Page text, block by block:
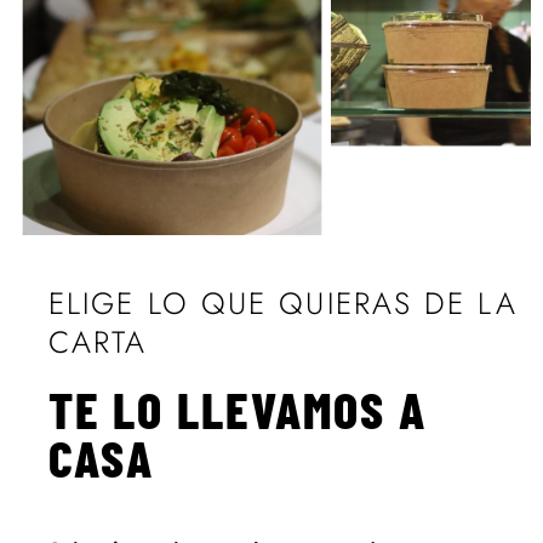
ELIGE LO QUE QUIERAS DE LA
CARTA
TE LO LLEVAMOS A
CASA